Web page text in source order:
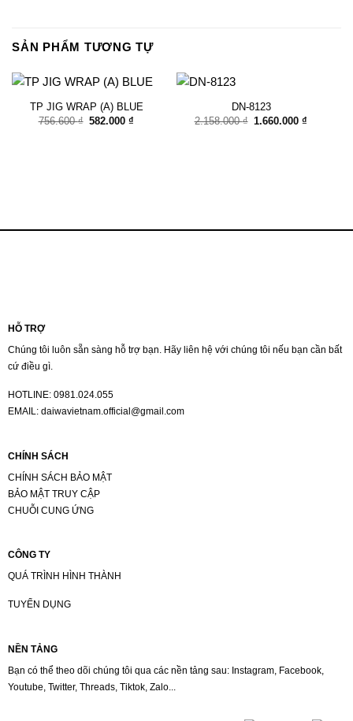
SẢN PHẨM TƯƠNG TỰ
TP JIG WRAP (A) BLUE
756.600₫ Giá
582.000₫
DN-8123
2.158.000₫ Giá
1.660.000₫
HỖ TRỢ
Chúng tôi luôn sẵn sàng hỗ trợ bạn. Hãy liên hệ với chúng tôi nếu bạn cần bất
cứ điều gì.
HOTLINE: 0981.024.055
EMAIL: daiwavietnam.official@gmail.com
CHÍNH SÁCH
CHÍNH SÁCH BẢO MẬT
BẢO MẬT TRUY CẬP
CHUỖI CUNG ỨNG
CÔNG TY
QUÁ TRÌNH HÌNH THÀNH
TUYỂN DỤNG
NỀN TẢNG
Bạn có thể theo dõi chúng tôi qua các nền tảng sau: Instagram, Facebook,
Youtube, Twitter, Threads, Tiktok, Zalo...